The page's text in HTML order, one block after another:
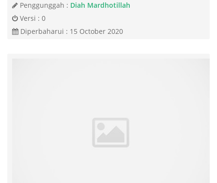
Penggunggah : Diah Mardhotillah
Versi : 0
Diperbaharui : 15 October 2020